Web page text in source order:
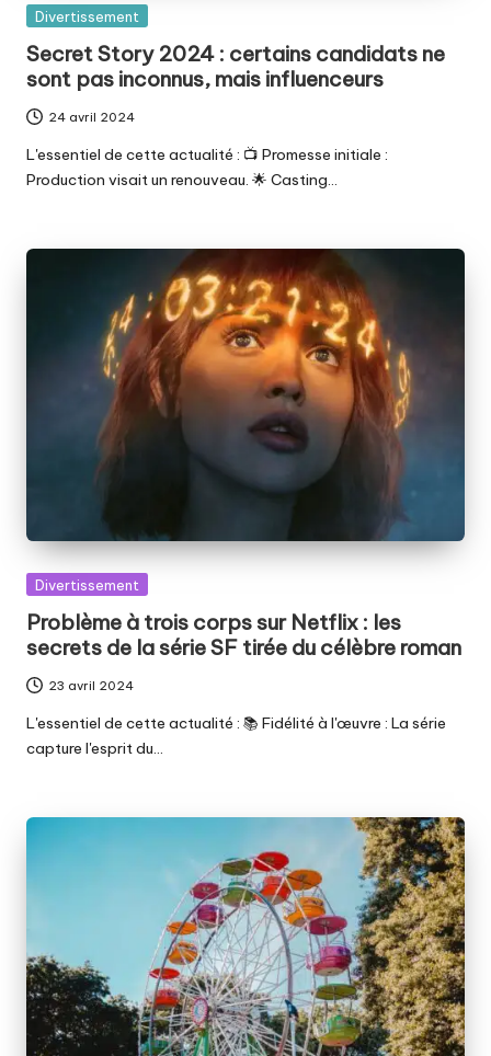
Posted
Divertissement
Secret Story 2024 : certains candidats ne
sont pas inconnus, mais influenceurs
24 avril 2024
L'essentiel de cette actualité : 📺 Promesse initiale :
Production visait un renouveau. 🌟 Casting…
Posted
Divertissement
Problème à trois corps sur Netflix : les
secrets de la série SF tirée du célèbre roman
23 avril 2024
L'essentiel de cette actualité : 📚 Fidélité à l'œuvre : La série
capture l'esprit du…